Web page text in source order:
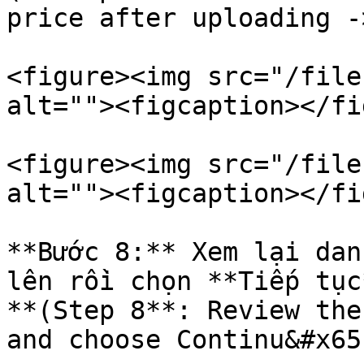
price after uploading -
<figure><img src="/files/
alt=""><figcaption></
<figure><img src="/files/
alt=""><figcaption></
**Bước 8:** Xem lại
lên rồi chọn **Tiếp
**(Step 8**: Review
and choose